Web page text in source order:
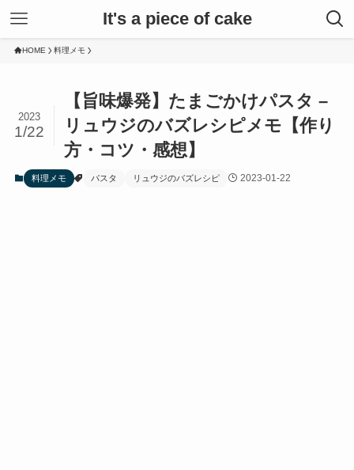
It's a piece of cake
HOME 料理メモ
【旨味爆発】たまごかけパスタ –
リュウジのバズレシピメモ【作り
方・コツ・感想】
2023
1/22
料理メモ パスタ リュウジのバズレシピ 2023-01-22